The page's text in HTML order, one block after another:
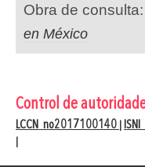
Obra de consulta:
en México
Control de
LCCN no2017100140